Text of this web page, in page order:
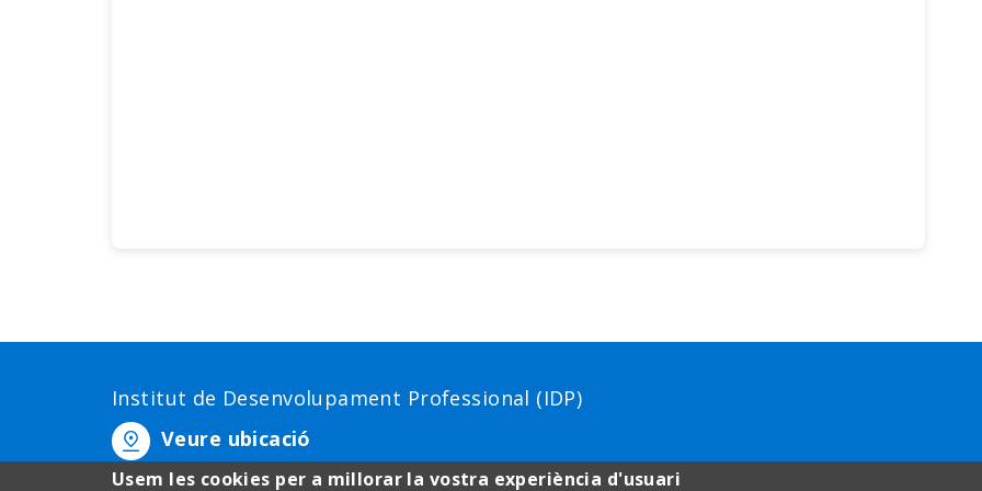
Institut de Desenvolupament Professional (IDP)
Veure ubicació
Passeig de la Vall d'Hebron, 171 08035 Barcelona.
Usem les cookies per a millorar la vostra experiència d'usuari